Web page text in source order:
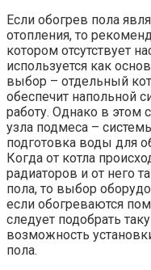
Если обогрев пола
отопления, то
котором отсутствует
используется как
выбор – отдельный
обеспечит напольной
работу. Однако в этом
узла подмеса –
подготовка воды для
Когда от котла
радиаторов и от него
пола, то выбор
если обогреваются
следует подобрать
возможность
пола.